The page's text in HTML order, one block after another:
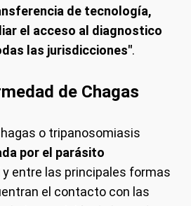
de tecnología,
el acceso al diagnostico
las jurisdicciones".
de Chagas
o tripanosomiasis
por el parásito
y entre las principales formas
el contacto con las